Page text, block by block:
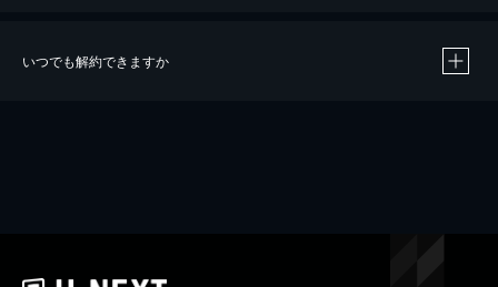
いつでも解約できますか